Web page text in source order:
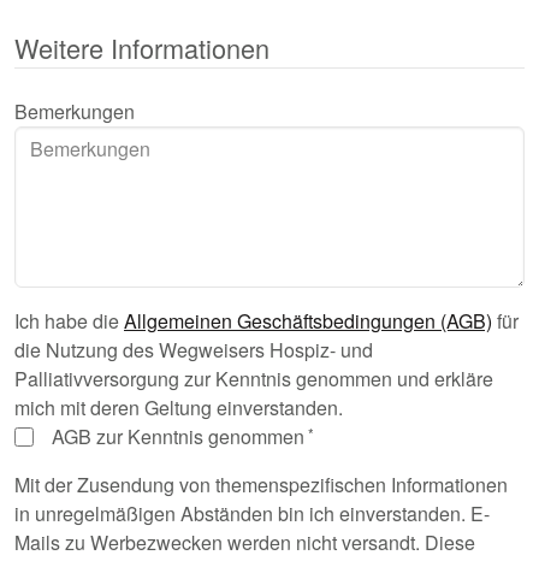
Weitere Informationen
Bemerkungen
Ich habe dieAllgemeinen Geschäftsbedingungen (AGB) für
die Nutzung des Wegweisers Hospiz- und
Palliativversorgung zur Kenntnis genommen und erkläre
mich mit deren Geltung einverstanden.
AGB zur Kenntnis genommen
Mit der Zusendung von themenspezifischen Informationen
in unregelmäßigen Abständen bin ich einverstanden. E-
Mails zu Werbezwecken werden nicht versandt. Diese